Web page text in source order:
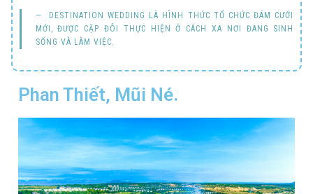
DESTINATION WEDDING LÀ HÌNH THỨC TỔ CHỨC ĐÁM CƯỚI
MỚI, ĐƯỢC CẶP ĐÔI THỰC HIỆN Ở CÁCH XA NƠI ĐANG SINH
SỐNG VÀ LÀM VIỆC.
Phan Thiết, Mũi Né.